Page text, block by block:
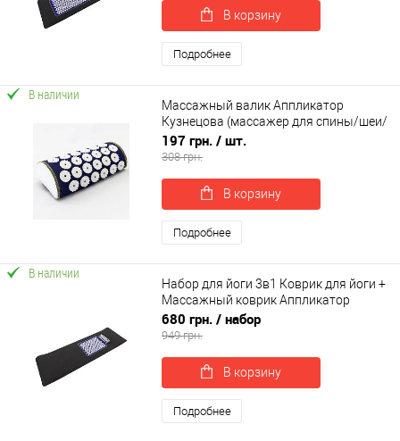
В корзину
Подробнее
В наличии
Массажный валик Аппликатор
Кузнецова (массажер для спины/шеи/
головы/ног/стоп/тела) OSPORT Lite
Mini (apl-032)
197 грн. / шт.
308 грн.
В корзину
Подробнее
В наличии
Набор для йоги 3в1 Коврик для йоги +
Массажный коврик Аппликатор
Кузнецова + валик OSPORT Set 30 (n-
0061)
680 грн. / набор
949 грн.
В корзину
Подробнее